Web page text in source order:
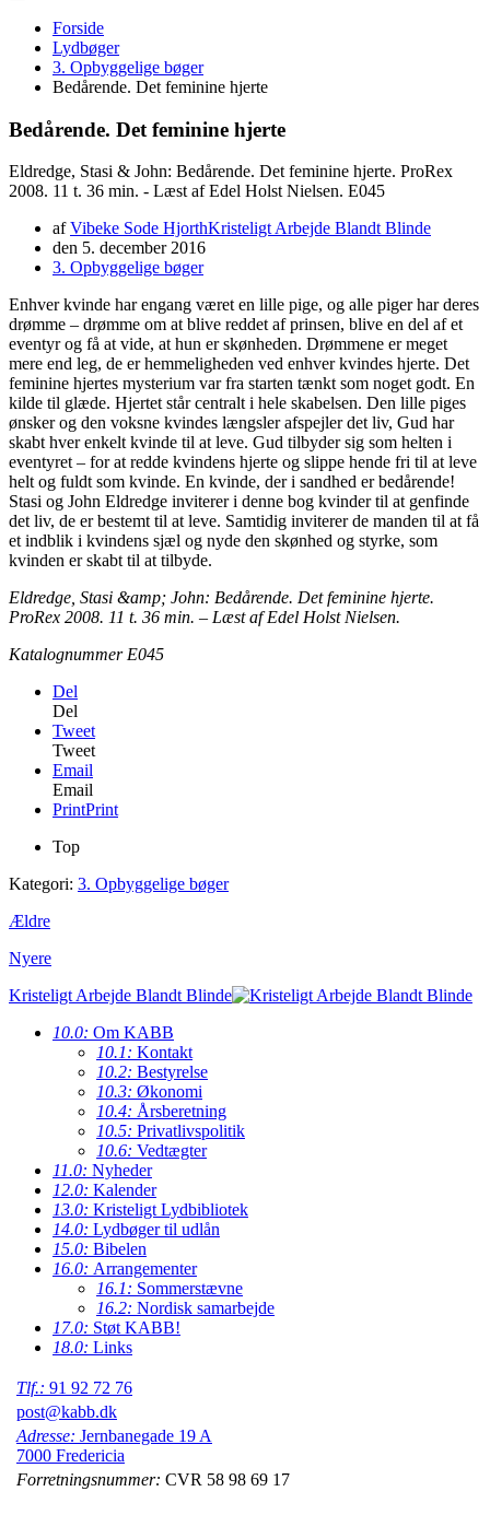
Forside
Lydbøger
3. Opbyggelige bøger
Bedårende. Det feminine hjerte
Bedårende. Det feminine hjerte
Eldredge, Stasi & John: Bedårende. Det feminine hjerte. ProRex
2008. 11 t. 36 min. - Læst af Edel Holst Nielsen. E045
af Vibeke Sode HjorthKristeligt Arbejde Blandt Blinde
den 5. december 2016
3. Opbyggelige bøger
Enhver kvinde har engang været en lille pige, og alle piger har deres
drømme – drømme om at blive reddet af prinsen, blive en del af et
eventyr og få at vide, at hun er skønheden. Drømmene er meget
mere end leg, de er hemmeligheden ved enhver kvindes hjerte. Det
feminine hjertes mysterium var fra starten tænkt som noget godt. En
kilde til glæde. Hjertet står centralt i hele skabelsen. Den lille piges
ønsker og den voksne kvindes længsler afspejler det liv, Gud har
skabt hver enkelt kvinde til at leve. Gud tilbyder sig som helten i
eventyret – for at redde kvindens hjerte og slippe hende fri til at leve
helt og fuldt som kvinde. En kvinde, der i sandhed er bedårende!
Stasi og John Eldredge inviterer i denne bog kvinder til at genfinde
det liv, de er bestemt til at leve. Samtidig inviterer de manden til at få
et indblik i kvindens sjæl og nyde den skønhed og styrke, som
kvinden er skabt til at tilbyde.
Eldredge, Stasi &amp; John: Bedårende. Det feminine hjerte.
ProRex 2008. 11 t. 36 min. – Læst af Edel Holst Nielsen.
Katalognummer E045
Del
Del
Tweet
Tweet
Email
Email
PrintPrint
Top
Kategori: 3. Opbyggelige bøger
Ældre
Nyere
Kristeligt Arbejde Blandt Blinde
10.0: Om KABB
10.1: Kontakt
10.2: Bestyrelse
10.3: Økonomi
10.4: Årsberetning
10.5: Privatlivspolitik
10.6: Vedtægter
11.0: Nyheder
12.0: Kalender
13.0: Kristeligt Lydbibliotek
14.0: Lydbøger til udlån
15.0: Bibelen
16.0: Arrangementer
16.1: Sommerstævne
16.2: Nordisk samarbejde
17.0: Støt KABB!
18.0: Links
Tlf.: 91 92 72 76
post@kabb.dk
Adresse: Jernbanegade 19 A
7000 Fredericia
Forretningsnummer: CVR 58 98 69 17